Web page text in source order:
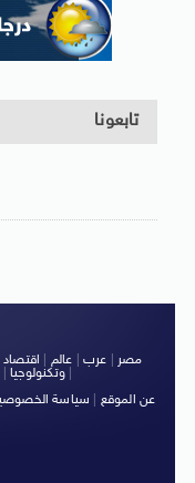
تابعونا
مصر عرب عالم اقتصاد
وتكنولوجيا|
|
عن الموقع
سياسة